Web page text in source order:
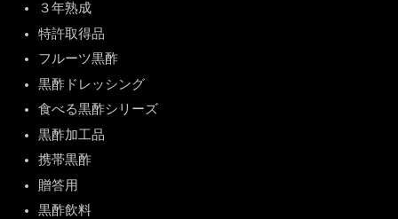
３年熟成
特許取得品
フルーツ黒酢
黒酢ドレッシング
食べる黒酢シリーズ
黒酢加工品
携帯黒酢
贈答用
黒酢飲料